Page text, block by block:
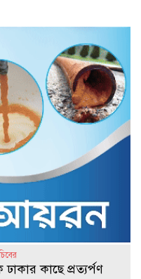
ঢাকার কাছে প্রত্যর্পণ